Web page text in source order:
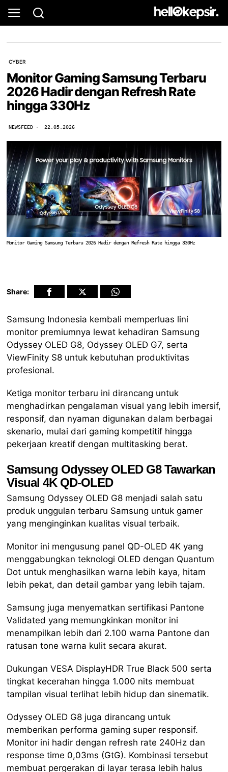
CYBER
Monitor Gaming Samsung Terbaru
2026 Hadir dengan Refresh Rate
hingga 330Hz
NEWSFEED 22.05.2026
Monitor Gaming Samsung Terbaru 2026 Hadir dengan Refresh Rate hingga 330Hz
Share:
Samsung Indonesia kembali memperluas lini
monitor premiumnya lewat kehadiran Samsung
Odyssey OLED G8, Odyssey OLED G7, serta
ViewFinity S8 untuk kebutuhan produktivitas
profesional.
Ketiga monitor terbaru ini dirancang untuk
menghadirkan pengalaman visual yang lebih imersif,
responsif, dan nyaman digunakan dalam berbagai
skenario, mulai dari gaming kompetitif hingga
pekerjaan kreatif dengan multitasking berat.
Samsung Odyssey OLED G8 Tawarkan
Visual 4K QD-OLED
Samsung Odyssey OLED G8 menjadi salah satu
produk unggulan terbaru Samsung untuk gamer
yang menginginkan kualitas visual terbaik.
Monitor ini mengusung panel QD-OLED 4K yang
menggabungkan teknologi OLED dengan Quantum
Dot untuk menghasilkan warna lebih kaya, hitam
lebih pekat, dan detail gambar yang lebih tajam.
Samsung juga menyematkan sertifikasi Pantone
Validated yang memungkinkan monitor ini
menampilkan lebih dari 2.100 warna Pantone dan
ratusan tone warna kulit secara akurat.
Dukungan VESA DisplayHDR True Black 500 serta
tingkat kecerahan hingga 1.000 nits membuat
tampilan visual terlihat lebih hidup dan sinematik.
Odyssey OLED G8 juga dirancang untuk
memberikan performa gaming super responsif.
Monitor ini hadir dengan refresh rate 240Hz dan
response time 0,03ms (GtG). Kombinasi tersebut
membuat pergerakan di layar terasa lebih halus